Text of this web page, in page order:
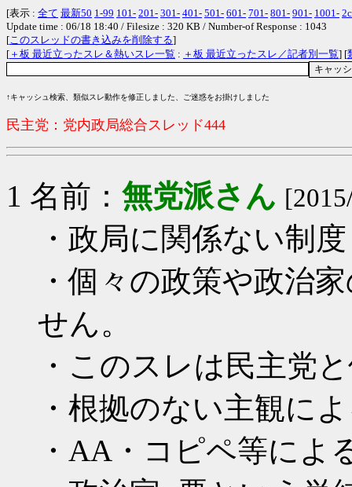
[表示 : 全て 最新50 1-99 101- 201- 301- 401- 501- 601- 701- 801- 901- 1001-
Update time : 06/18 18:40 / Filesize : 320 KB / Number-of Response : 1043
[このスレッドの書き込みを削除する]
[ ＋板 最近立ったスレ＆熱いスレ一覧 : ＋板 最近立ったスレ／記者別一覧] [
↑キャッシュ検索、類似スレ動作を修正しました、ご迷惑をお掛けしました
民主党：党内政局総合スレッド444
1 名前： 無党派さん
・政局に関係ない制
・個々の政策や政治
せん。
・このスレは民主党
・根拠のない主観に
・AA・コピペ等によ